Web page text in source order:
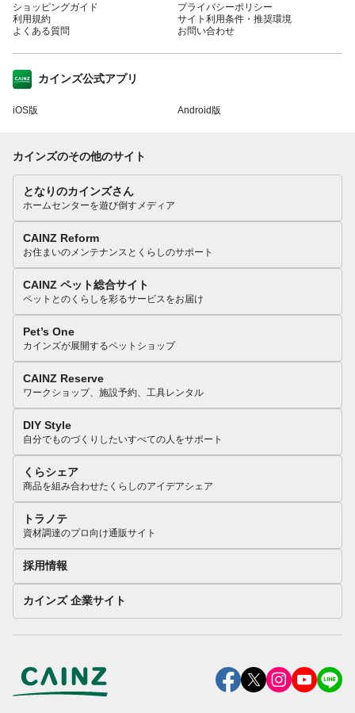
ショッピングガイド
利用規約
よくある質問
プライバシーポリシー
サイト利用条件・推奨環境
お問い合わせ
カインズ公式アプリ
iOS版 Android版
カインズのその他のサイト
となりのカインズさん
ホームセンターを遊び倒すメディア
CAINZ Reform
お住まいのメンテナンスとくらしのサポート
CAINZ ペット総合サイト
ペットとのくらしを彩るサービスをお届け
Pet’s One
カインズが展開するペットショップ
CAINZ Reserve
ワークショップ、施設予約、工具レンタル
DIY Style
自分でものづくりしたいすべての人をサポート
くらシェア
商品を組み合わせたくらしのアイデアシェア
トラノテ
資材調達のプロ向け通販サイト
採用情報
カインズ 企業サイト